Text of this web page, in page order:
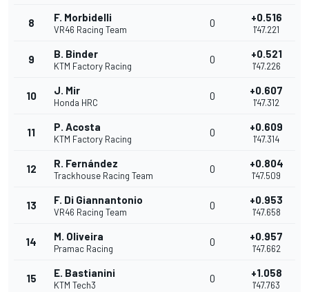
8 F. Morbidelli
VR46 Racing Team
0 +0.516
1'47.221
9 B. Binder
KTM Factory Racing
0 +0.521
1'47.226
10 J. Mir
Honda HRC
0 +0.607
1'47.312
11 P. Acosta
KTM Factory Racing
0 +0.609
1'47.314
12 R. Fernández
Trackhouse Racing Team
0 +0.804
1'47.509
13 F. Di Giannantonio
VR46 Racing Team
0 +0.953
1'47.658
14 M. Oliveira
Pramac Racing
0 +0.957
1'47.662
15 E. Bastianini
KTM Tech3
0 +1.058
1'47.763